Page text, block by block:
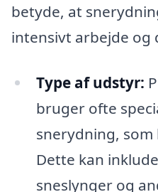
betyde, at
intensivt arbejde og
Type af udstyr:
bruger ofte
snerydning, som
Dette kan
sneslynger og